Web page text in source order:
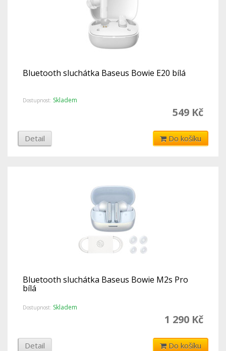
Bluetooth sluchátka Baseus Bowie E20 bílá
Dostupnost: Skladem
549 Kč
Detail Do košíku
Bluetooth sluchátka Baseus Bowie M2s Pro
bílá
Dostupnost: Skladem
1 290 Kč
Detail Do košíku